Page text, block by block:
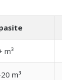
m³
m³